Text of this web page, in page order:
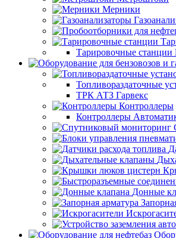
Мерники
Тарировочные станции
Топливораздаточные
ТРК АТЗ Гарвекс
Контроллеры
Контроллеры
Донные